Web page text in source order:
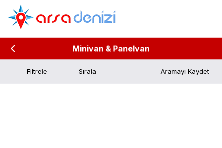
Minivan & Panelvan
Filtrele Aramayı Kaydet